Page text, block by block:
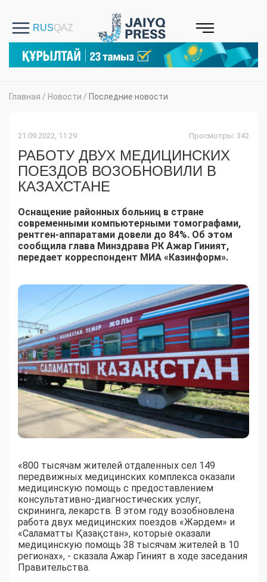
Главная / Новости / Последние новости
21.09.2022, 11:29 Просмотры: 342
РАБОТУ ДВУХ МЕДИЦИНСКИХ
ПОЕЗДОВ ВОЗОБНОВИЛИ В
КАЗАХСТАНЕ
Оснащение районных больниц в стране
современными компьютерными томографами,
рентген-аппаратами довели до 84%. Об этом
сообщила глава Минздрава РК Ажар Гиният,
передает корреспондент МИА «Казинформ».
«800 тысячам жителей отдаленных сел 149
передвижных медицинских комплекса оказали
медицинскую помощь с предоставлением
консультативно-диагностических услуг,
скрининга, лекарств. В этом году возобновлена
работа двух медицинских поездов «Жәрдем» и
«Саламатты Қазақстан», которые оказали
медицинскую помощь 38 тысячам жителей в 10
регионах», - сказала Ажар Гиният в ходе заседания
Правительства.